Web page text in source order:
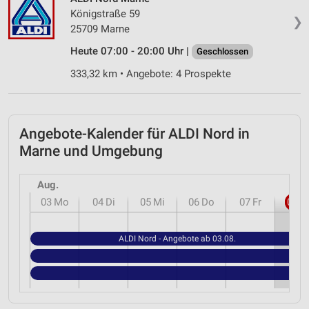
❯
Königstraße 59
25709 Marne
Heute 07:00 - 20:00 Uhr |
Geschlossen
333,32 km • Angebote: 4 Prospekte
Angebote-Kalender für ALDI Nord in
Marne und Umgebung
Aug.
03 Mo 04 Di 05 Mi 06 Do 07 Fr 08
ALDI Nord - Angebote ab 03.08.
IAB-Besonderheiten:
Verwendung genauer Standortdaten
Geräte anhand von aktiv angeforderten
Informationen identifizieren
Performance
Funktional
Werbung